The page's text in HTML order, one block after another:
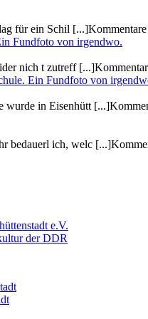
für ein Schil
Fundfoto von irgendwo.
nich t zutreff
Ein Fundfoto von
wurde in Eisenhütt
bedauerl ich, welc
e.V.
der DDR